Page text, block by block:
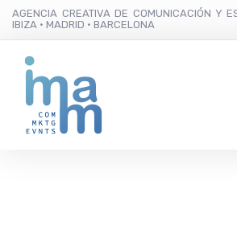
AGENCIA CREATIVA DE COMUNICACIÓN Y
IBIZA · MADRID · BARCELONA